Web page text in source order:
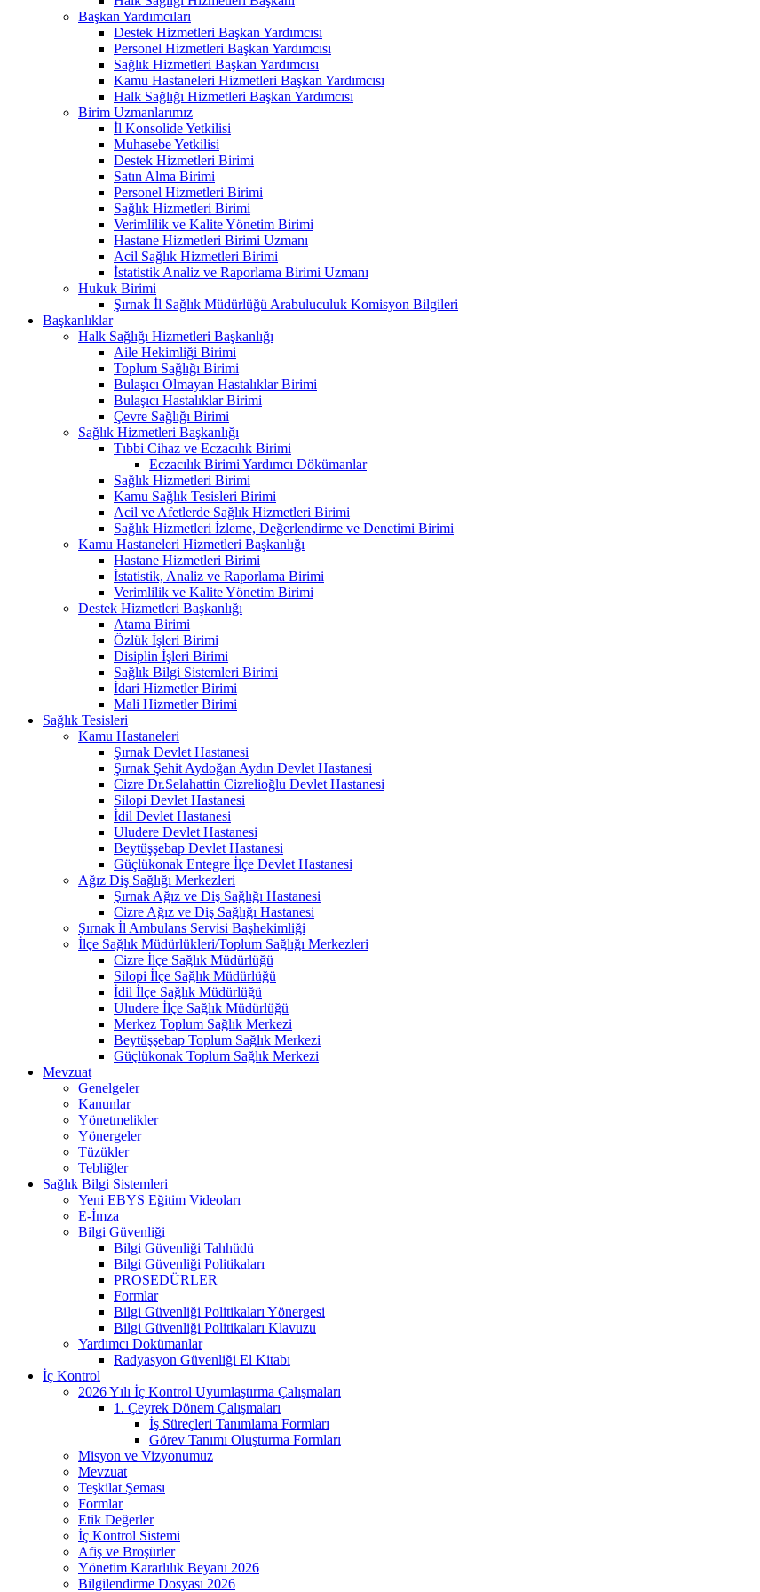
Başkan Yardımcıları
Destek Hizmetleri Başkan Yardımcısı
Personel Hizmetleri Başkan Yardımcısı
Sağlık Hizmetleri Başkan Yardımcısı
Kamu Hastaneleri Hizmetleri Başkan Yardımcısı
Halk Sağlığı Hizmetleri Başkan Yardımcısı
Birim Uzmanlarımız
İl Konsolide Yetkilisi
Muhasebe Yetkilisi
Destek Hizmetleri Birimi
Satın Alma Birimi
Personel Hizmetleri Birimi
Sağlık Hizmetleri Birimi
Verimlilik ve Kalite Yönetim Birimi
Hastane Hizmetleri Birimi Uzmanı
Acil Sağlık Hizmetleri Birimi
İstatistik Analiz ve Raporlama Birimi Uzmanı
Hukuk Birimi
Şırnak İl Sağlık Müdürlüğü Arabuluculuk Komisyon Bilgileri
Başkanlıklar
Halk Sağlığı Hizmetleri Başkanlığı
Aile Hekimliği Birimi
Toplum Sağlığı Birimi
Bulaşıcı Olmayan Hastalıklar Birimi
Bulaşıcı Hastalıklar Birimi
Çevre Sağlığı Birimi
Sağlık Hizmetleri Başkanlığı
Tıbbi Cihaz ve Eczacılık Birimi
Eczacılık Birimi Yardımcı Dökümanlar
Sağlık Hizmetleri Birimi
Kamu Sağlık Tesisleri Birimi
Acil ve Afetlerde Sağlık Hizmetleri Birimi
Sağlık Hizmetleri İzleme, Değerlendirme ve Denetimi Birimi
Kamu Hastaneleri Hizmetleri Başkanlığı
Hastane Hizmetleri Birimi
İstatistik, Analiz ve Raporlama Birimi
Verimlilik ve Kalite Yönetim Birimi
Destek Hizmetleri Başkanlığı
Atama Birimi
Özlük İşleri Birimi
Disiplin İşleri Birimi
Sağlık Bilgi Sistemleri Birimi
İdari Hizmetler Birimi
Mali Hizmetler Birimi
Sağlık Tesisleri
Kamu Hastaneleri
Şırnak Devlet Hastanesi
Şırnak Şehit Aydoğan Aydın Devlet Hastanesi
Cizre Dr.Selahattin Cizrelioğlu Devlet Hastanesi
Silopi Devlet Hastanesi
İdil Devlet Hastanesi
Uludere Devlet Hastanesi
Beytüşşebap Devlet Hastanesi
Güçlükonak Entegre İlçe Devlet Hastanesi
Ağız Diş Sağlığı Merkezleri
Şırnak Ağız ve Diş Sağlığı Hastanesi
Cizre Ağız ve Diş Sağlığı Hastanesi
Şırnak İl Ambulans Servisi Başhekimliği
İlçe Sağlık Müdürlükleri/Toplum Sağlığı Merkezleri
Cizre İlçe Sağlık Müdürlüğü
Silopi İlçe Sağlık Müdürlüğü
İdil İlçe Sağlık Müdürlüğü
Uludere İlçe Sağlık Müdürlüğü
Merkez Toplum Sağlık Merkezi
Beytüşşebap Toplum Sağlık Merkezi
Güçlükonak Toplum Sağlık Merkezi
Mevzuat
Genelgeler
Kanunlar
Yönetmelikler
Yönergeler
Tüzükler
Tebliğler
Sağlık Bilgi Sistemleri
Yeni EBYS Eğitim Videoları
E-İmza
Bilgi Güvenliği
Bilgi Güvenliği Tahhüdü
Bilgi Güvenliği Politikaları
PROSEDÜRLER
Formlar
Bilgi Güvenliği Politikaları Yönergesi
Bilgi Güvenliği Politikaları Klavuzu
Yardımcı Dokümanlar
Radyasyon Güvenliği El Kitabı
İç Kontrol
2026 Yılı İç Kontrol Uyumlaştırma Çalışmaları
1. Çeyrek Dönem Çalışmaları
İş Süreçleri Tanımlama Formları
Görev Tanımı Oluşturma Formları
Misyon ve Vizyonumuz
Mevzuat
Teşkilat Şeması
Formlar
Etik Değerler
İç Kontrol Sistemi
Afiş ve Broşürler
Yönetim Kararlılık Beyanı 2026
Bilgilendirme Dosyası 2026